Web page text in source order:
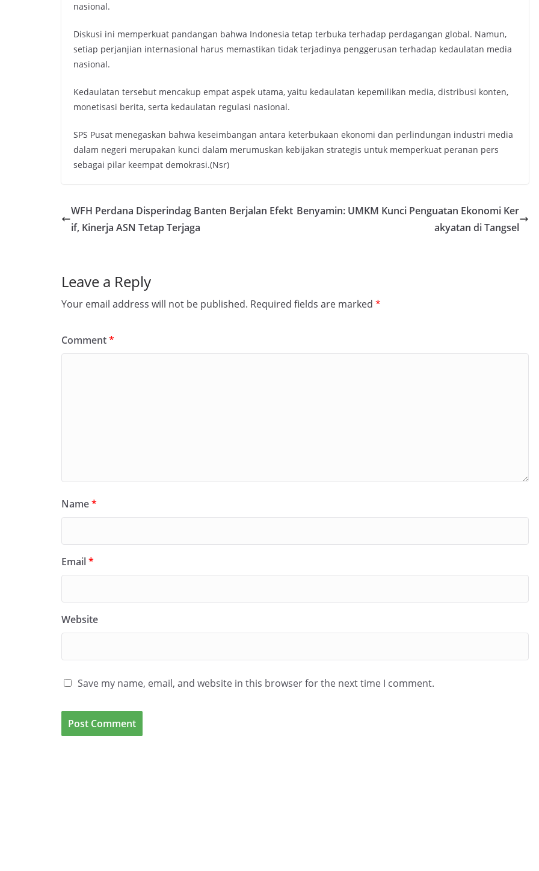
nasional.
Diskusi ini memperkuat pandangan bahwa Indonesia tetap terbuka terhadap perdagangan global. Namun,
setiap perjanjian internasional harus memastikan tidak terjadinya penggerusan terhadap kedaulatan media
nasional.
Kedaulatan tersebut mencakup empat aspek utama, yaitu kedaulatan kepemilikan media, distribusi konten,
monetisasi berita, serta kedaulatan regulasi nasional.
SPS Pusat menegaskan bahwa keseimbangan antara keterbukaan ekonomi dan perlindungan industri media
dalam negeri merupakan kunci dalam merumuskan kebijakan strategis untuk memperkuat peranan pers
sebagai pilar keempat demokrasi.(Nsr)
WFH Perdana Disperindag Banten Berjalan Efekt
if, Kinerja ASN Tetap Terjaga
Benyamin: UMKM Kunci Penguatan Ekonomi Ker
akyatan di Tangsel
Leave a Reply
Your email address will not be published. Required fields are marked *
Comment*
Name*
Email*
Website
Save my name, email, and website in this browser for the next time I comment.